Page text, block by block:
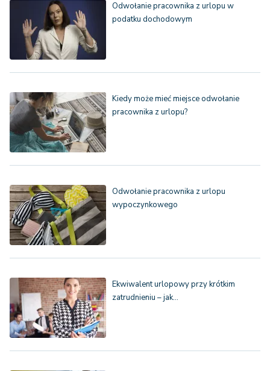
Odwołanie pracownika z urlopu w
podatku dochodowym
Kiedy może mieć miejsce odwołanie
pracownika z urlopu?
Odwołanie pracownika z urlopu
wypoczynkowego
Ekwiwalent urlopowy przy krótkim
zatrudnieniu – jak…